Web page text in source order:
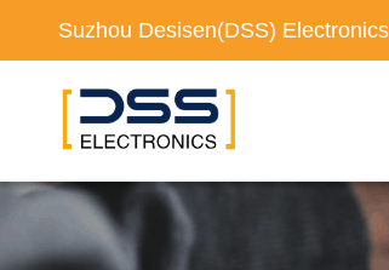
Suzhou Desisen(DSS)